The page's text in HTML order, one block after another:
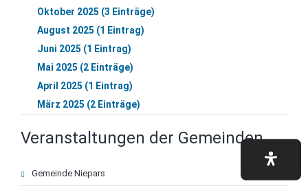
Oktober 2025 (3 Einträge)
August 2025 (1 Eintrag)
Juni 2025 (1 Eintrag)
Mai 2025 (2 Einträge)
April 2025 (1 Eintrag)
März 2025 (2 Einträge)
Veranstaltungen der Gemeinden
Navigation
überspringen
Gemeinde Niepars